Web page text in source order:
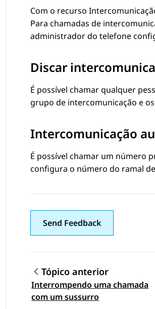
Com o recurso
Para chamadas de
administrador do telefone
Discar
É possível chamar qualquer
grupo de intercomunicação e
Intercomunicação
É possível chamar um número
configura o número do ramal
Send Feedback
Topic navigation
Tópico anterior
Interrompendo uma chamada
com um sussurro